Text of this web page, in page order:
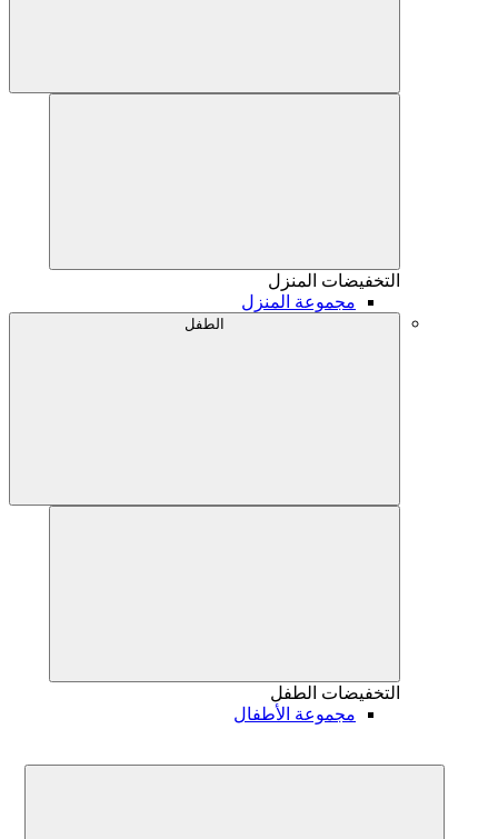
التخفيضات المنزل
مجموعة المنزل
الطفل
التخفيضات الطفل
مجموعة الأطفال